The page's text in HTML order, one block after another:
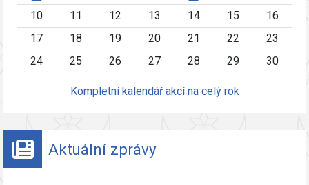
10
11 12 13 14 15
16
17
18 19 20 21 22
23
24
25 26 27 28 29 30
Kompletní kalendář akcí na celý rok
Aktuální zprávy